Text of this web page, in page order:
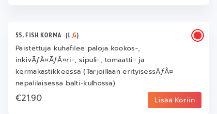
55. FISH KORMA (L,G)
Paistettuja kuhafilee paloja kookos-,
inkivÃƒÂ¤ÃƒÂ¤ri-, sipuli-, tomaatti- ja
kermakastikkeessa (Tarjoillaan erityisessÃƒÂ¤
nepalilaisessa balti-kulhossa)
€21.90 Lisää Koriin